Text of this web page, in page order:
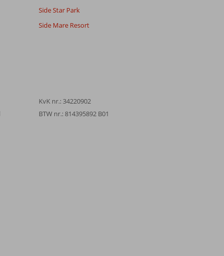
Side Star Park
Side Mare Resort
KvK nr.: 34220902
BTW nr.: 814395892 B01